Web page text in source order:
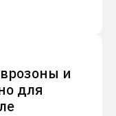
и
для